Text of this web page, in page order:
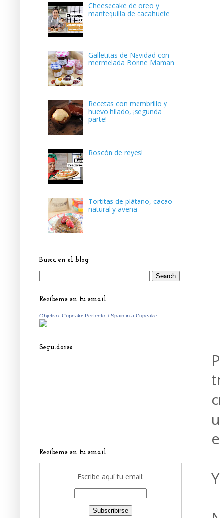
Cheesecake de oreo y
mantequilla de cacahuete
Galletitas de Navidad con
mermelada Bonne Maman
Recetas con membrillo y
huevo hilado, ¡segunda
parte!
Roscón de reyes!
Tortitas de plátano, cacao
natural y avena
Busca en el blog
Recíbeme en tu email
Objetivo: Cupcake Perfecto + Spain in a Cupcake
Seguidores
Recíbeme en tu email
Escribe aquí tu email: